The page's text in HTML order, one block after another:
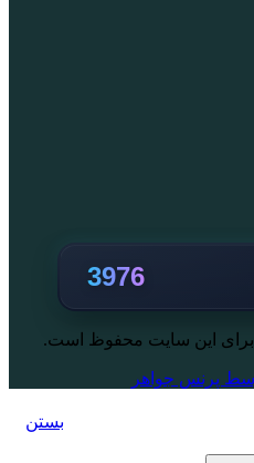
3976
این سایت محفوظ است.
پرنس جواهر
بستن